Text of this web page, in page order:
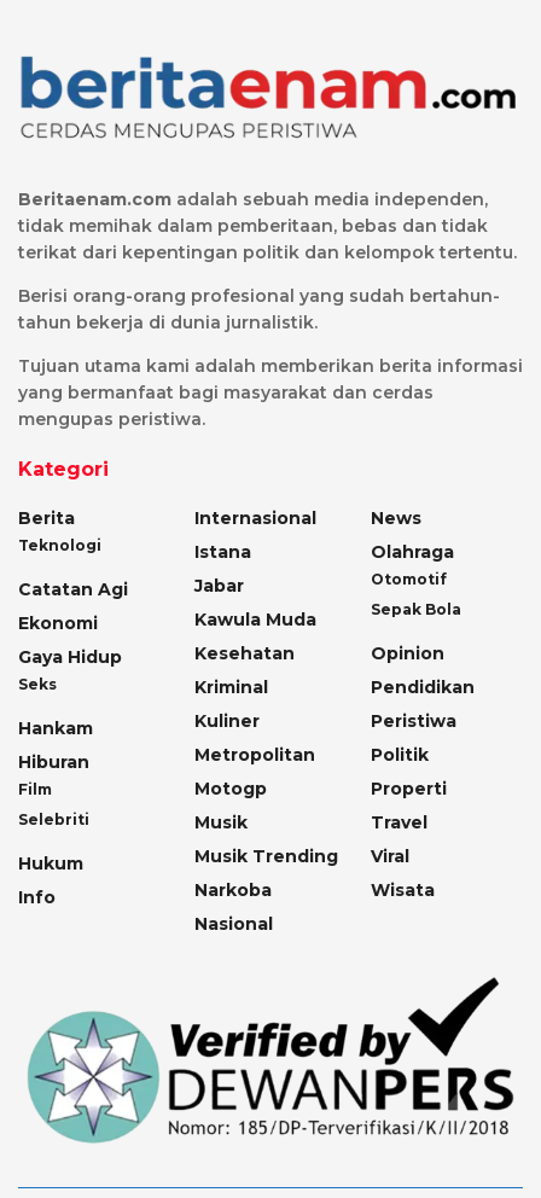
Beritaenam.com adalah sebuah media independen,
tidak memihak dalam pemberitaan, bebas dan tidak
terikat dari kepentingan politik dan kelompok tertentu.
Berisi orang-orang profesional yang sudah bertahun-
tahun bekerja di dunia jurnalistik.
Tujuan utama kami adalah memberikan berita informasi
yang bermanfaat bagi masyarakat dan cerdas
mengupas peristiwa.
Kategori
Berita
Teknologi
Catatan Agi
Ekonomi
Gaya Hidup
Seks
Hankam
Hiburan
Film
Selebriti
Hukum
Info
Internasional
Istana
Jabar
Kawula Muda
Kesehatan
Kriminal
Kuliner
Metropolitan
Motogp
Musik
Musik Trending
Narkoba
Nasional
News
Olahraga
Otomotif
Sepak Bola
Opinion
Pendidikan
Peristiwa
Politik
Properti
Travel
Viral
Wisata